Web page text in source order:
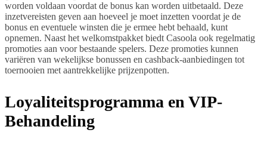
worden voldaan voordat de bonus kan worden uitbetaald. Deze
inzetvereisten geven aan hoeveel je moet inzetten voordat je de
bonus en eventuele winsten die je ermee hebt behaald, kunt
opnemen. Naast het welkomstpakket biedt Casoola ook regelmatig
promoties aan voor bestaande spelers. Deze promoties kunnen
variëren van wekelijkse bonussen en cashback-aanbiedingen tot
toernooien met aantrekkelijke prijzenpotten.
Loyaliteitsprogramma en VIP-
Behandeling